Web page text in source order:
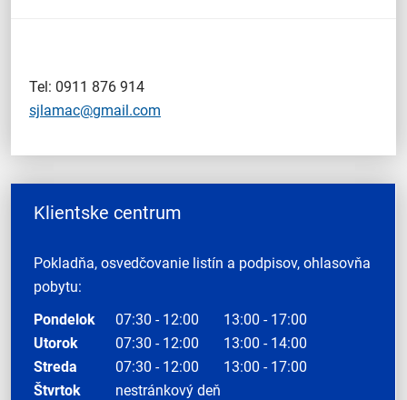
Tel: 0911 876 914
sjlamac@gmail.com
Klientske centrum
Pokladňa, osvedčovanie listín a podpisov, ohlasovňa
pobytu:
Pondelok
07:30 - 12:00
13:00 - 17:00
Utorok
07:30 - 12:00
13:00 - 14:00
Streda
07:30 - 12:00
13:00 - 17:00
Štvrtok
nestránkový deň